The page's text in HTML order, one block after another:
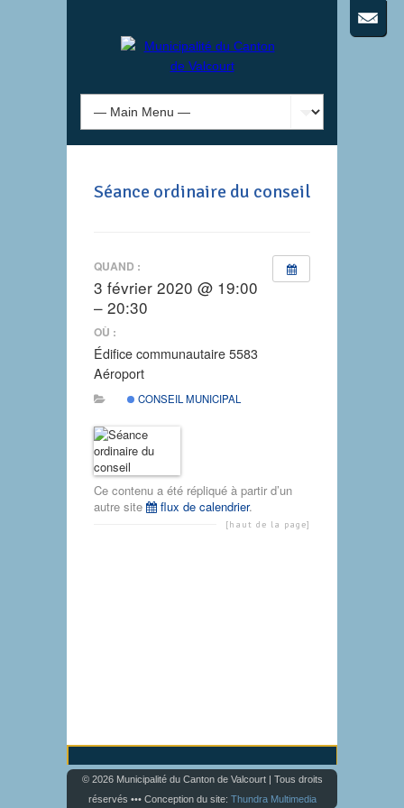
Séance ordinaire du conseil
QUAND :
3 février 2020 @ 19:00
– 20:30
OÙ :
Édifice communautaire 5583
Aéroport
CONSEIL MUNICIPAL
Ce contenu a été répliqué à partir d’un
autre site
flux de calendrier.
[haut de la page]
© 2026 Municipalité du Canton de Valcourt | Tous droits
réservés ••• Conception du site: Thundra Multimedia